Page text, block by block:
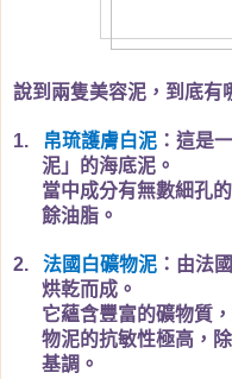
說到兩隻美容泥，到底有
1. 帛琉護膚白泥 ：這是
泥」的海底泥。
當中成分有無數細孔
餘油脂。
2. 法國白礦物泥 ：由法
烘乾而成。
它蘊含豐富的礦物質
物泥的抗敏性極高，
基調。